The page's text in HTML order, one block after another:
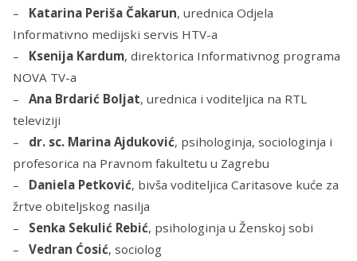
– Katarina Periša Čakarun, urednica Odjela
Informativno medijski servis HTV-a
– Ksenija Kardum, direktorica Informativnog programa
NOVA TV-a
– Ana Brdarić Boljat, urednica i voditeljica na RTL
televiziji
– dr. sc. Marina Ajduković, psihologinja, sociologinja i
profesorica na Pravnom fakultetu u Zagrebu
– Daniela Petković, bivša voditeljica Caritasove kuće za
žrtve obiteljskog nasilja
– Senka Sekulić Rebić, psihologinja u Ženskoj sobi
– Vedran Ćosić, sociolog